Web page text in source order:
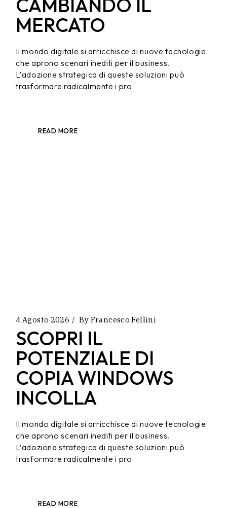
CAMBIANDO IL
MERCATO
Il mondo digitale si arricchisce di nuove tecnologie
che aprono scenari inediti per il business.
L’adozione strategica di queste soluzioni può
trasformare radicalmente i pro
READ MORE
4 Agosto 2026 By Francesco Fellini
SCOPRI IL
POTENZIALE DI
COPIA WINDOWS
INCOLLA
Il mondo digitale si arricchisce di nuove tecnologie
che aprono scenari inediti per il business.
L’adozione strategica di queste soluzioni può
trasformare radicalmente i pro
READ MORE